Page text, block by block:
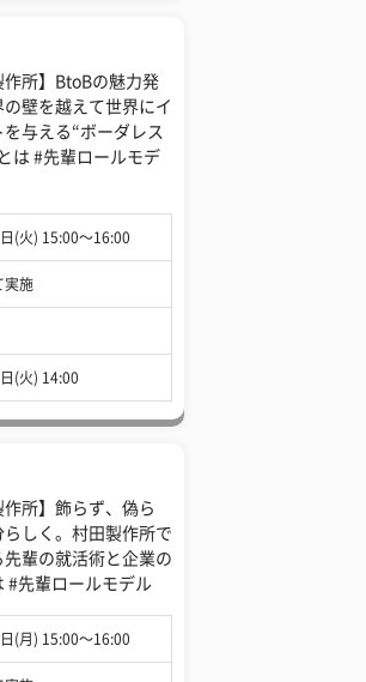
作所】BtoBの魅力発
の壁を越えて世界にイ
を与える“ボーダレス
は #先輩ロールモデ
(火) 15:00〜16:00
実施
(火) 14:00
作所】飾らず、偽ら
らしく。村田製作所で
先輩の就活術と企業の
#先輩ロールモデル
(月) 15:00〜16:00